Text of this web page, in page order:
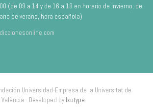
(de 09 a 14 y de 16 a 19 en horario de invierno; de
de verano, hora española)
Universidad-Empresa de la Universitat de
València - Developed by Ixotype